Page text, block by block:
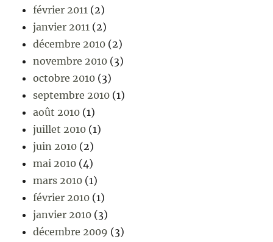
février 2011 (2)
janvier 2011 (2)
décembre 2010 (2)
novembre 2010 (3)
octobre 2010 (3)
septembre 2010 (1)
août 2010 (1)
juillet 2010 (1)
juin 2010 (2)
mai 2010 (4)
mars 2010 (1)
février 2010 (1)
janvier 2010 (3)
décembre 2009 (3)